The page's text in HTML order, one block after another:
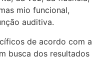
mio funcional,
auditiva.
de acordo com a
busca dos resultados